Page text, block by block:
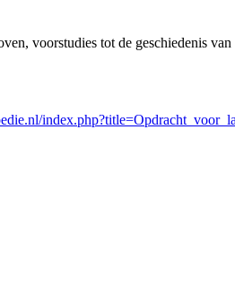
voorstudies tot de geschiedenis